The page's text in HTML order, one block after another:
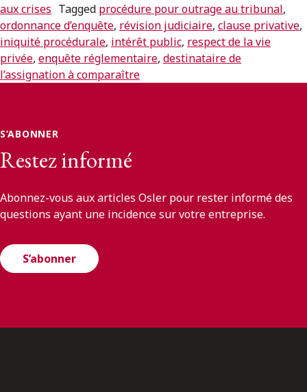
aux crises Tagged procédure pour outrage au tribunal,
ordonnance d’enquête, révision judiciaire, clause privative,
iniquité procédurale, intérêt public, respect de la vie
privée, enquête réglementaire, destinataire de
l’assignation à comparaître
S’ABONNER
Restez informé
Abonnez-vous aux articles Osler pour rester informé des
questions ayant une incidence sur votre entreprise.
S’abonner